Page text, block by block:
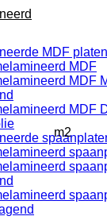
MDF platen
MDF
MDF
MDF
m2